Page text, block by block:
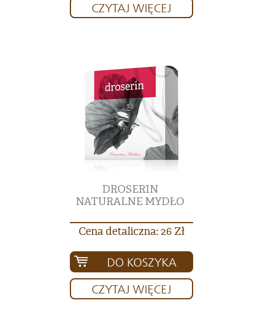
CZYTAJ WIĘCEJ
DROSERIN
NATURALNE MYDŁO
Cena detaliczna: 26 Zł
DO KOSZYKA
CZYTAJ WIĘCEJ